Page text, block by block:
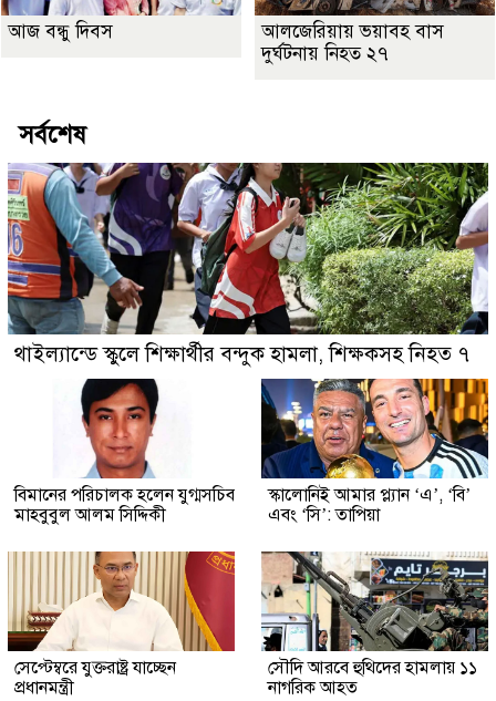
আজ বন্ধু দিবস
আলজেরিয়ায় ভয়াবহ বাস
দুর্ঘটনায় নিহত ২৭
সর্বশেষ
থাইল্যান্ডে স্কুলে শিক্ষার্থীর বন্দুক হামলা, শিক্ষকসহ নিহত ৭
বিমানের পরিচালক হলেন যুগ্মসচিব
মাহবুবুল আলম সিদ্দিকী
স্কালোনিই আমার প্ল্যান ‘এ’, ‘বি’
এবং ‘সি’: তাপিয়া
সেপ্টেম্বরে যুক্তরাষ্ট্র যাচ্ছেন
প্রধানমন্ত্রী
সৌদি আরবে হুথিদের হামলায় ১১
নাগরিক আহত